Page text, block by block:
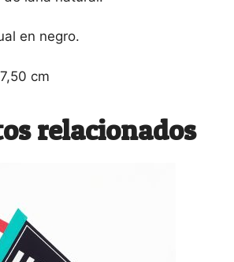
en negro.
cm
relacionados